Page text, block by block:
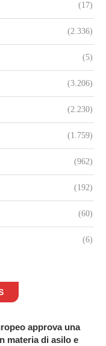
(17)
(2.336)
(5)
(3.206)
(2.230)
(1.759)
(962)
(192)
(60)
(6)
approva una
materia di asilo e